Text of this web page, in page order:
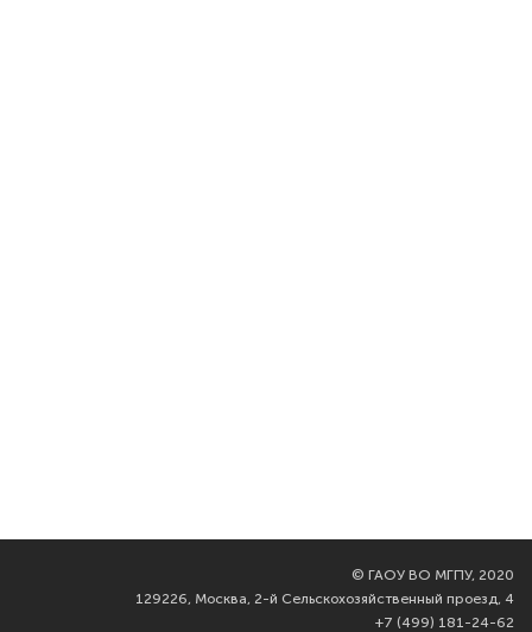
© ГАОУ ВО МГПУ, 2020
129226, Москва, 2-й Сельскохозяйственный проезд, 4
+7 (499) 181-24-62